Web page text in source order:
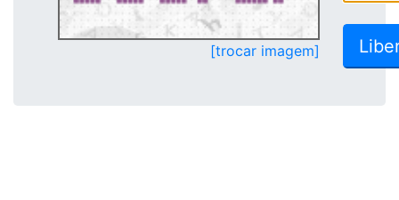
[trocar imagem]